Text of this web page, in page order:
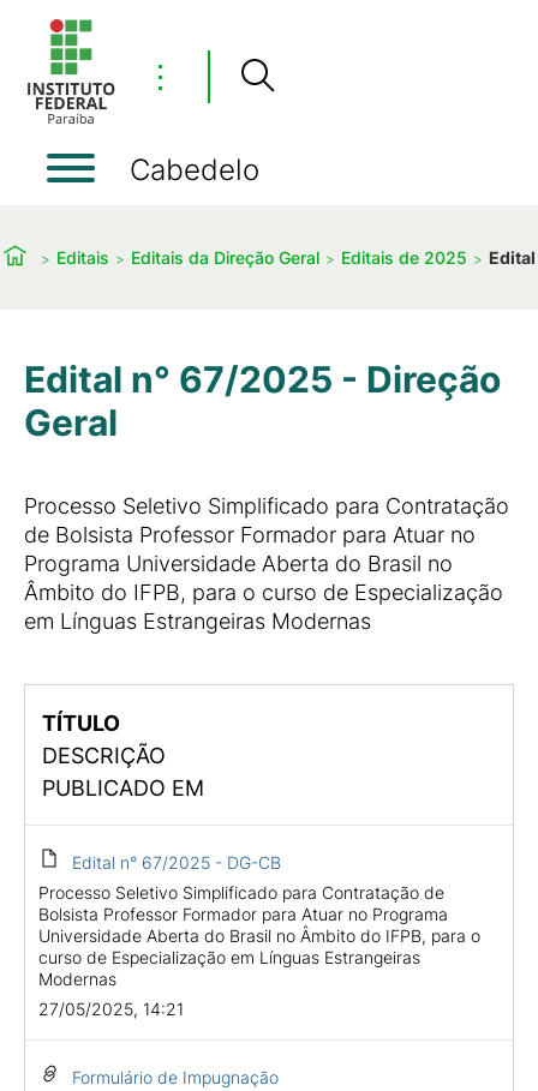
⋮
Cabedelo
Editais Editais da Direção Geral Editais de 2025
Edital n° 67/2025 - Direção
Geral
Processo Seletivo Simplificado para Contratação
de Bolsista Professor Formador para Atuar no
Programa Universidade Aberta do Brasil no
Âmbito do IFPB, para o curso de Especialização
em Línguas Estrangeiras Modernas
TÍTULO
DESCRIÇÃO
PUBLICADO EM
Edital n° 67/2025 - DG-CB
Processo Seletivo Simplificado para Contratação de
Bolsista Professor Formador para Atuar no Programa
Universidade Aberta do Brasil no Âmbito do IFPB, para o
curso de Especialização em Línguas Estrangeiras
Modernas
27/05/2025, 14:21
Formulário de Impugnação